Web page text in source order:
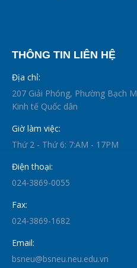
THÔNG TIN LIÊN HỆ
Địa chỉ:
207 Giải Phóng, Phường Bạch
Kinh tế Quốc dân
Giờ làm việc:
Thứ 2 - Thứ 6: 7:AM - 17PM
Điện thoại:
024-3869-0055
Fax:
024-3869-1682
Email:
bsneu@bsneu.neu.edu.vn